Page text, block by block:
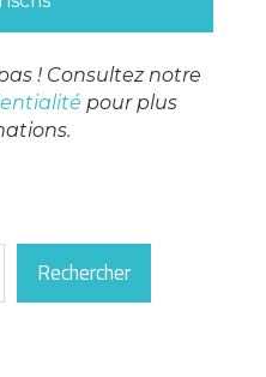
! Consultez notre
pour plus
Rechercher